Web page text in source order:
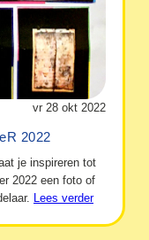
vr 28 okt 2022
2022
je inspireren tot
2022 een foto of
Lees verder